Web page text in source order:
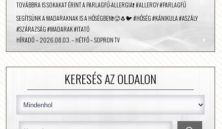
TOVÁBBRA IS SOKAKAT ÉRINT A PARLAGFŰ-ALLERGIA❗️ #ALLERGY #PARLAGFŰ
SEGÍTSÜNK A MADARAKNAK IS A HŐSÉGBEN❗️🥵🐧🐦 #HŐSÉG #KÁNIKULA #ASZÁLY
#SZÁRAZSÁG #MADARAK #ITATÓ
HÍRADÓ – 2026.08.03. – HÉTFŐ – SOPRON TV
KERESÉS AZ OLDALON